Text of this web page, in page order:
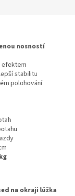
nosností
efektem
stabilitu
polohování
na okraji lůžka